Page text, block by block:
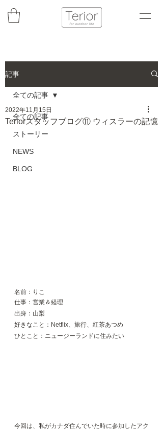
記事
全ての記事
ストーリー
NEWS
BLOG
全ての記事
Teriorスタッフブログ⑪ ウィスラーの記憶
2022年11月15日
名前：りこ
仕事：営業＆経理
出身：山梨
好きなこと：Netflix、旅行、紅茶あつめ
ひとこと：ニュージーランドに住みたい
今回は、私がカナダ住んでいた時に参加したアク